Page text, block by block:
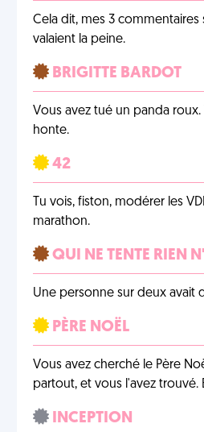
Cela dit, mes 3 commentaires
valaient la peine.
BRIGITTE BARDOT
Vous avez tué un panda
honte.
42
Tu vois, fiston, modérer les
marathon.
QUI NE TENTE RIEN
Une personne sur deux avait
PÈRE NOËL
Vous avez cherché le Père
partout, et vous l'avez trouvé.
INCEPTION